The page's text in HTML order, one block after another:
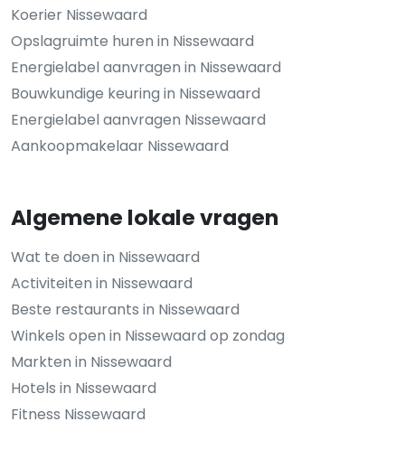
Koerier Nissewaard
Opslagruimte huren in Nissewaard
Energielabel aanvragen in Nissewaard
Bouwkundige keuring in Nissewaard
Energielabel aanvragen Nissewaard
Aankoopmakelaar Nissewaard
Algemene lokale vragen
Wat te doen in Nissewaard
Activiteiten in Nissewaard
Beste restaurants in Nissewaard
Winkels open in Nissewaard op zondag
Markten in Nissewaard
Hotels in Nissewaard
Fitness Nissewaard